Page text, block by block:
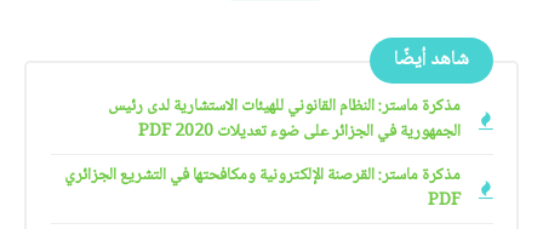
شاهد أيضًا
مذكرة ماستر: النظام القانوني للهيئات الاستشارية لدى رئيس
الجمهورية في الجزائر على ضوء تعديلات 2020 PDF
مذكرة ماستر: القرصنة الإلكترونية ومكافحتها في التشريع الجزائري
PDF